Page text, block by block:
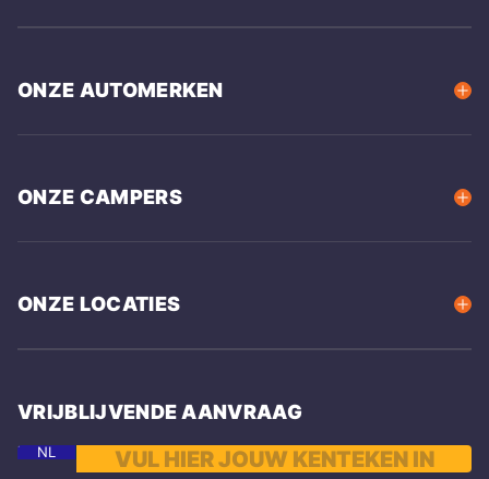
ONZE AUTOMERKEN
ONZE CAMPERS
ONZE LOCATIES
VRIJBLIJVENDE AANVRAAG
NL